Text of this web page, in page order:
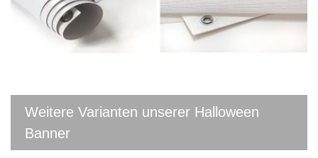
Weitere Varianten unserer Halloween
Banner